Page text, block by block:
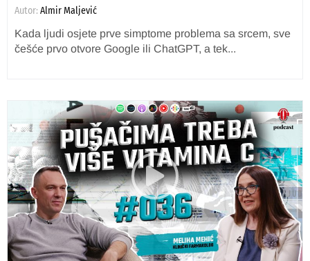
Autor: Almir Maljević
Kada ljudi osjete prve simptome problema sa srcem, sve
češće prvo otvore Google ili ChatGPT, a tek...